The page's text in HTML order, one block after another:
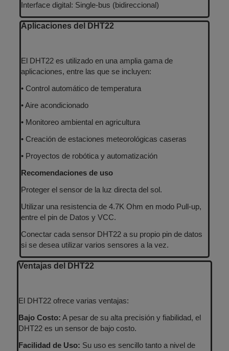
Interface digital: Single-bus (bidireccional)
Aplicaciones del DHT22
El DHT22 es utilizado en una amplia gama de
aplicaciones, entre las que se incluyen:
• Control automático de temperatura
• Aire acondicionado
• Monitoreo ambiental en agricultura
• Creación de estaciones meteorológicas caseras
• Proyectos de robótica y automatización
Recomendaciones de uso
Proteger el sensor de la luz directa del sol.
Utilizar una resistencia de 4.7K Ohm en modo Pull-up,
entre el pin de Datos y VCC.
Conectar cada sensor DHT22 a su propio pin de datos
si se desea utilizar varios sensores a la vez.
Ventajas del DHT22
El DHT22 ofrece varias ventajas:
Bajo Costo: A pesar de su alta precisión y fiabilidad, el
DHT22 es un sensor de bajo costo.
Facilidad de Uso: Su uso es sencillo tanto a nivel de